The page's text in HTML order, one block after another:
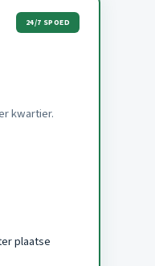
24/7 SPOED
kwartier.
plaatse